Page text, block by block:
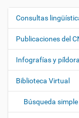
N
e
g
a
i
Consultas
Publicaciones del
Infografías y
Biblioteca Virtual
Búsqueda simple